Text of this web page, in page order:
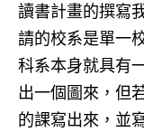
讀書計畫的撰寫
請的校系是單一
科系本身就具有
出一個圖來，但
的課寫出來，並